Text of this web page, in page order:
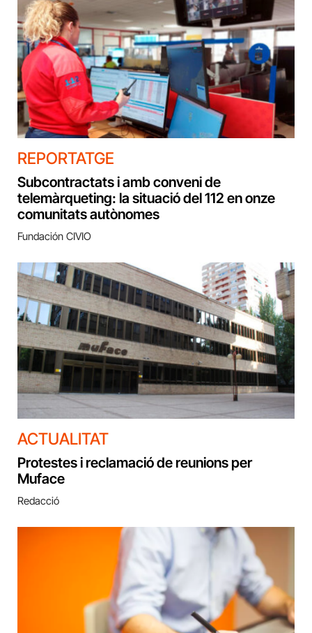
REPORTATGE
Subcontractats i amb conveni de
telemàrqueting: la situació del 112 en onze
comunitats autònomes
Fundación CIVIO
ACTUALITAT
Protestes i reclamació de reunions per
Muface
Redacció